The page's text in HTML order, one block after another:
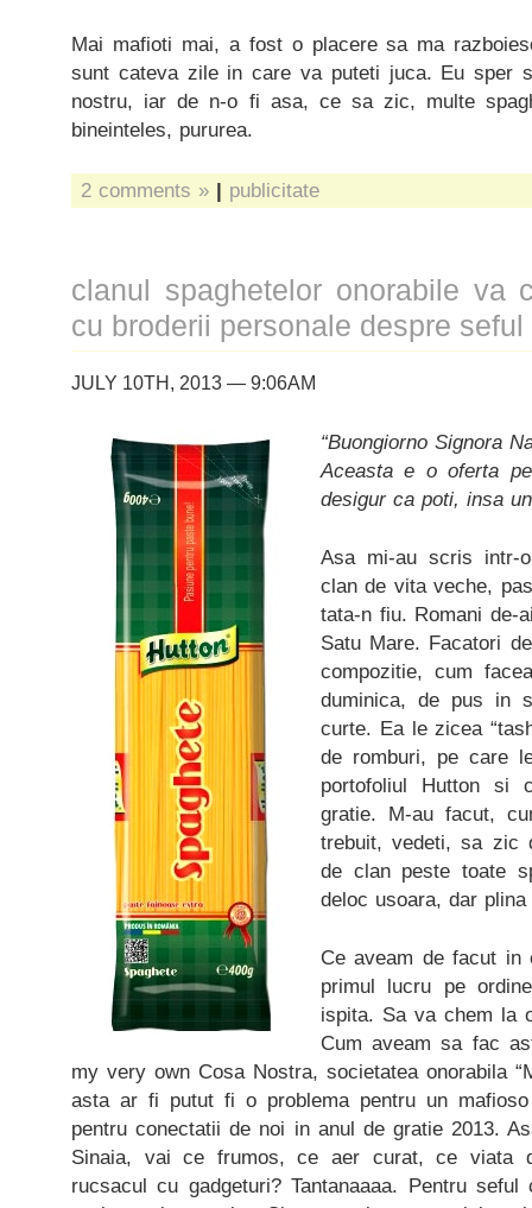
Mai mafioti mai, a fost o placere sa ma
sunt cateva zile in care va puteti juca. Eu sper
nostru, iar de n-o fi asa, ce sa zic, multe
bineinteles, pururea.
2 comments » | publicitate
clanul spaghetelor onorabile va
cu broderii personale despre
JULY 10TH, 2013 — 9:06AM
“Buongiorno Signora
Aceasta e o oferta
desigur ca poti, insa
Asa mi-au scris intr-
clan de vita veche,
tata-n fiu. Romani de-
Satu Mare. Facatori
compozitie, cum
duminica, de pus in
curte. Ea le zicea
de romburi, pe care
portofoliul Hutton si
gratie. M-au facut,
trebuit, vedeti, sa zic
de clan peste toate
deloc usoara, dar
Ce aveam de facut in
primul lucru pe
ispita. Sa va chem la
Cum aveam sa fac
my very own Cosa Nostra, societatea onorabila
asta ar fi putut fi o problema pentru un
pentru conectatii de noi in anul de gratie 2013.
Sinaia, vai ce frumos, ce aer curat, ce viata
rucsacul cu gadgeturi? Tantanaaaa. Pentru seful